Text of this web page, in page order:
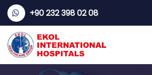
+90 232 398 02 08